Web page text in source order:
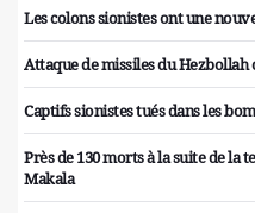
Les colons sionistes ont une
Attaque de missiles du
Captifs sionistes tués dans les
Près de 130 morts à la suite de la
Makala